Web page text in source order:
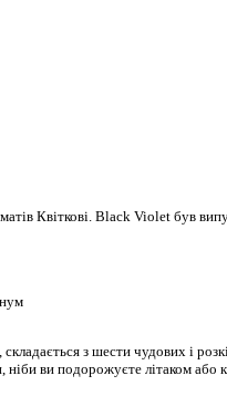
Квіткові. Black Violet був
з шести чудових і
ви подорожуєте літаком